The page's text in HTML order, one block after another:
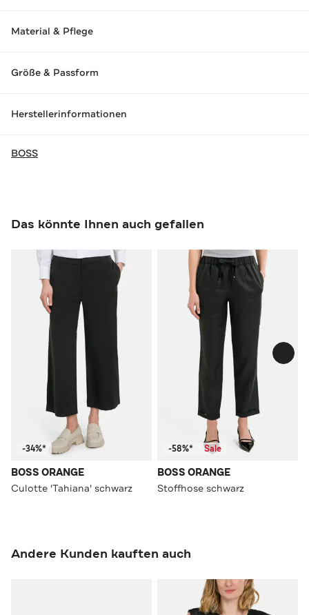
Material & Pflege
Größe & Passform
Herstellerinformationen
BOSS
Das könnte Ihnen auch gefallen
-34%*
BOSS ORANGE
Culotte 'Tahiana' schwarz
-58%* Sale
BOSS ORANGE
Stoffhose schwarz
Andere Kunden kauften auch